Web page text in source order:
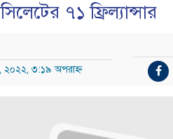
৭১ ফ্রিল্যান্সার
২০২২, ৩:১৯ অপরাহ্ন